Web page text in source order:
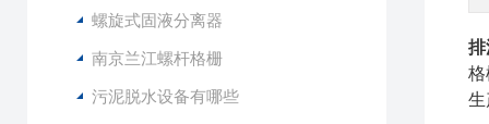
螺旋式固液分离器
南京兰江螺杆格栅
污泥脱水设备有哪些
排
格
生